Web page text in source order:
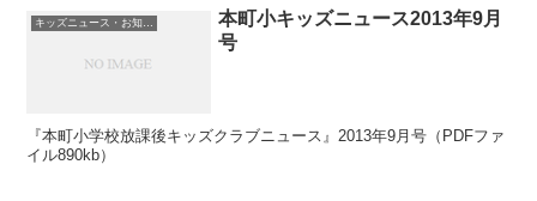
本町小キッズニュース2013年9月
号
『本町小学校放課後キッズクラブニュース』2013年9月号（PDFファ
イル890kb）